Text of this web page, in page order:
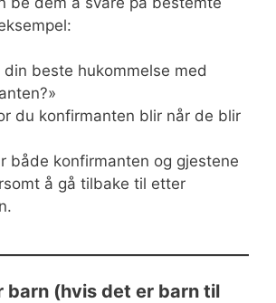
din beste hukommelse med
du konfirmanten blir når de blir
både konfirmanten og gjestene
å gå tilbake til etter
barn (hvis det er barn til